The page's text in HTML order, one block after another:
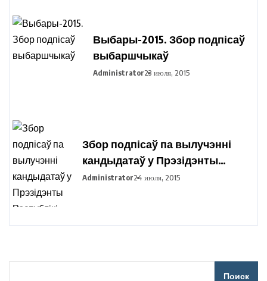
Выбары-2015. Збор подпісаў
выбаршчыкаў
Administrator23 июля, 2015
Збор подпісаў па вылучэнні
кандыдатаў у Прэзідэнты
Рэспублікі Беларусь праходзіць
Administrator24 июля, 2015
Поиск